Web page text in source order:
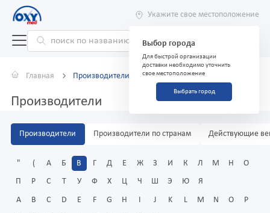
Укажите свое местоположение
Выбор города
Для быстрой организации
доставки необходимо уточнить
свое местоположение
Выбрать город
Главная Производители
Производители
Производители Производители по странам Действующие
" ( А Б В Г Д Е Ж З И К Л М Н О
П Р С Т У Ф Х Ц Ч Ш Э Ю Я
A B C D E F G H J K L M N O P